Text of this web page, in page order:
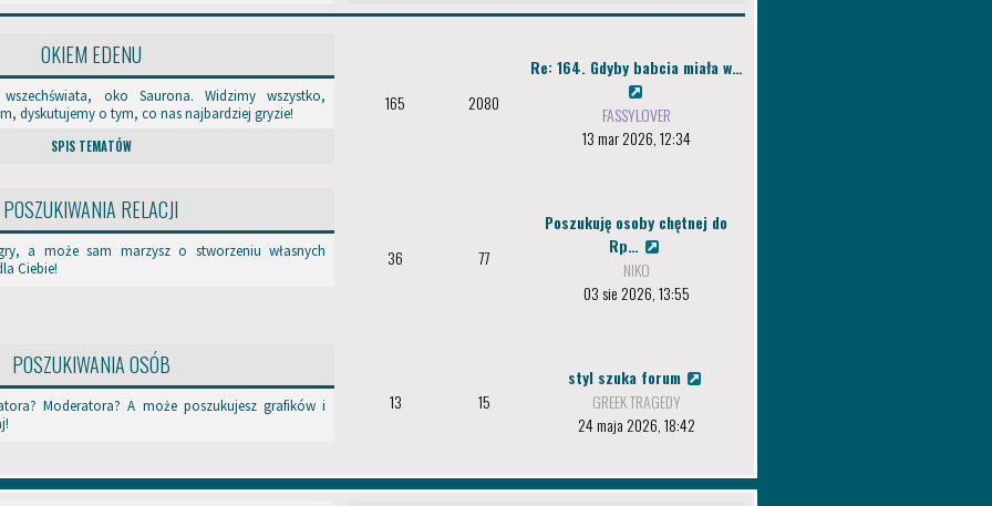
OKIEM EDENU
oko Saurona. Widzimy wszystko,
dyskutujemy o tym, co nas najbardziej gryzie!
SPIS TEMATÓW
165 2080
Re: 164. Gdyby babcia miała w…
FASSYLOVER
13 mar 2026, 12:34
POSZUKIWANIA RELACJI
a może sam marzysz o stworzeniu własnych
Ciebie!
36 77
Poszukuję osoby chętnej do
Rp…
NIKO
03 sie 2026, 13:55
POSZUKIWANIA OSÓB
Moderatora? A może poszukujesz grafików i
13 15
styl szuka forum
GREEK TRAGEDY
24 maja 2026, 18:42